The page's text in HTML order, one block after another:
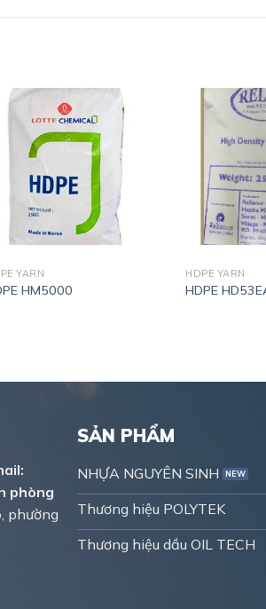
YARN
HM5000
HDPE YARN
HDPE
phòng
phường
SẢN PHẨM
NHỰA NGUYÊN SINH
Thương hiệu POLYTEK
Thương hiệu dầu OIL TECH